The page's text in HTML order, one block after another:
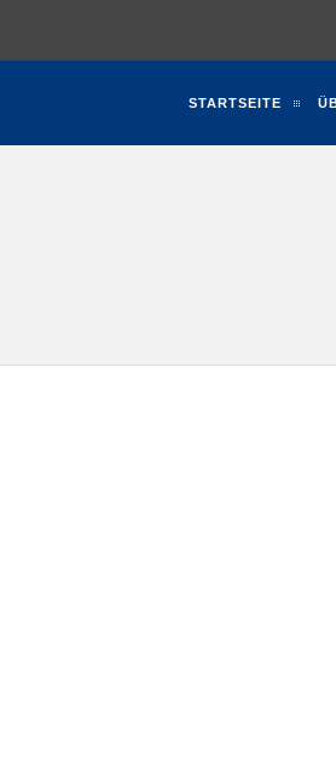
STARTSEITE